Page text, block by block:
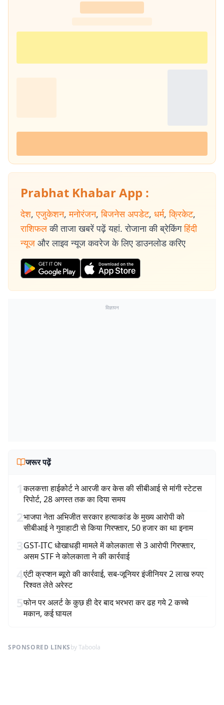
Prabhat Khabar App :
देश, एजुकेशन, मनोरंजन, बिजनेस अपडेट, धर्म, क्रिकेट,
राशिफल की ताजा खबरें पढ़ें यहां. रोजाना की ब्रेकिंग हिंदी
न्यूज और लाइव न्यूज कवरेज के लिए डाउनलोड करिए
विज्ञापन
जरूर पढ़ें
1कलकत्ता हाईकोर्ट ने आरजी कर केस की सीबीआई से मांगी स्टेटस
रिपोर्ट, 28 अगस्त तक का दिया समय
2भाजपा नेता अभिजीत सरकार हत्याकांड के मुख्य आरोपी को
सीबीआई ने गुवाहाटी से किया गिरफ्तार, 50 हजार का था इनाम
3GST-ITC धोखाधड़ी मामले में कोलकाता से 3 आरोपी गिरफ्तार,
असम STF ने कोलकाता ने की कार्रवाई
4एंटी क्रप्शन ब्यूरो की कार्रवाई, सब-जूनियर इंजीनियर 2 लाख रुपए
रिश्वत लेते अरेस्ट
5फोन पर अलर्ट के कुछ ही देर बाद भरभरा कर ढह गये 2 कच्चे
मकान, कई घायल
SPONSORED LINKSby Taboola